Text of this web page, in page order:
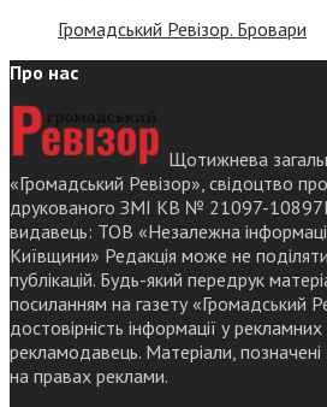
Громадський Ревізор. Бровари
Про нас
Щотижнева
«Громадський Ревізор», свідоцтво
друкованого ЗМІ КВ № 21097-
видавець: ТОВ «Незалежна
Київщини» Редакція може не
публікацій. Будь-який передрук
посиланням на газету «Громадський
достовірність інформації у
рекламодавець. Матеріали,
на правах реклами.